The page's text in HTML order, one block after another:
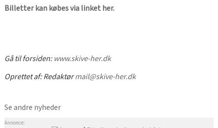
Billetter kan købes via linket her.
Gå til forsiden:www.skive-her.dk
Oprettet af:Redaktørmail@skive-her.dk
Se andre nyheder
Annonce: